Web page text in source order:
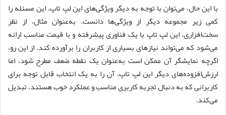
با این حال، می‌توان با توجه به دیگر ویژگی‌های این لپ تاپ، این مسئله را
کمی زیر مجموعه دیگر از ویژگی‌ها دانست. به‌عنوان مثال، از نظر
سخت‌افزاری، این لپ تاپ با یک فناوری پیشرفته و با قیمت مناسب ارائه
می‌شود که می‌تواند نیازهای بسیاری از کاربران را برآورده کند. از این رو،
اگرچه نمایشگر آن ممکن است به‌عنوان یک نقطه ضعف مطرح شود، اما
ارزش‌افزوده‌های دیگر این لپ تاپ، آن را به یک انتخاب قابل توجه برای
کاربرانی که به دنبال تجربه کاربری مناسب و عملکرد خوب هستند، تبدیل
می‌کند.